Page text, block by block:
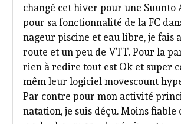
changé cet hiver pour une Suunto
pour sa fonctionnalité de la FC
nageur piscine et eau libre, je fais
route et un peu de VTT. Pour la
rien à redire tout est Ok et super
mêm leur logiciel movescount
Par contre pour mon activité
natation, je suis déçu. Moins fiable